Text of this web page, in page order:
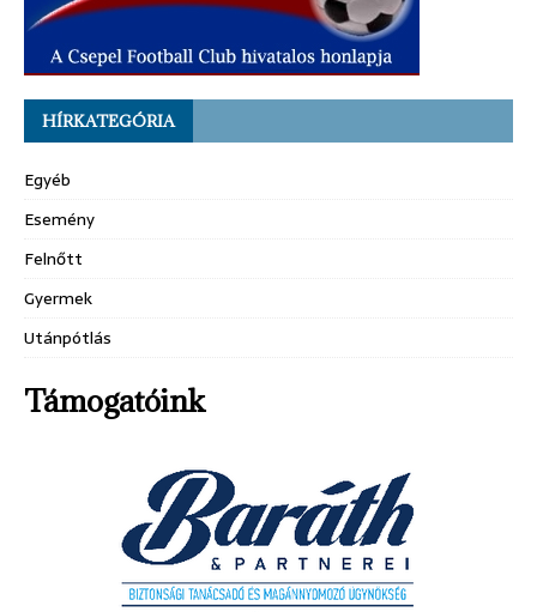
HÍRKATEGÓRIA
Egyéb
Esemény
Felnőtt
Gyermek
Utánpótlás
Támogatóink